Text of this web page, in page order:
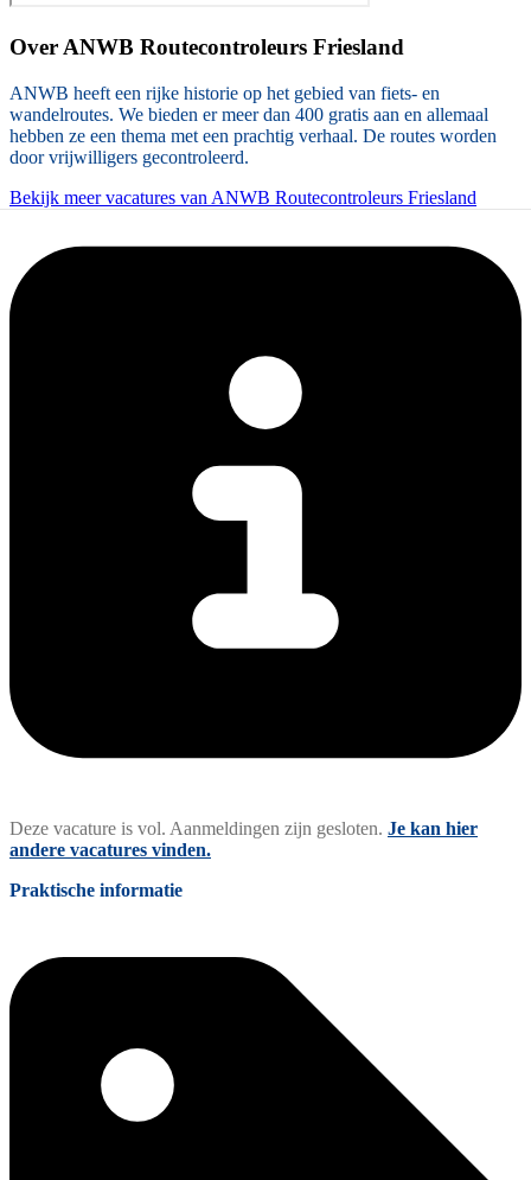
Over ANWB Routecontroleurs Friesland
ANWB heeft een rijke historie op het gebied van fiets- en
wandelroutes. We bieden er meer dan 400 gratis aan en allemaal
hebben ze een thema met een prachtig verhaal. De routes worden
door vrijwilligers gecontroleerd.
Bekijk meer vacatures van ANWB Routecontroleurs Friesland
Deze vacature is vol. Aanmeldingen zijn gesloten. Je kan hier
andere vacatures vinden.
Praktische informatie